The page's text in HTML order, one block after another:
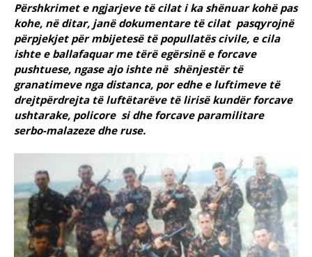
Përshkrimet e ngjarjeve të cilat i ka shënuar kohë pas
kohe, në ditar, janë dokumentare të cilat pasqyrojnë
përpjekjet për mbijetesë të popullatës civile, e cila
ishte e ballafaquar me tërë egërsinë e forcave
pushtuese, ngase ajo ishte në shënjestër të
granatimeve nga distanca, por edhe e luftimeve të
drejtpërdrejta të luftëtarëve të lirisë kundër forcave
ushtarake, policore si dhe forcave paramilitare
serbo-malazeze dhe ruse.